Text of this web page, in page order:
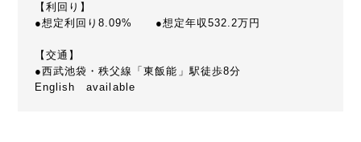
【利回り】
●想定利回り8.09% ●想定年収532.2万円
【交通】
●西武池袋・秩父線「東飯能」駅徒歩8分
English available